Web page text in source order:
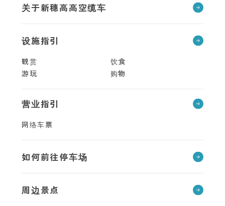
关于新穗高高空缆车
设施指引
観赏
饮食
游玩
购物
营业指引
网络车票
如何前往停车场
周边景点